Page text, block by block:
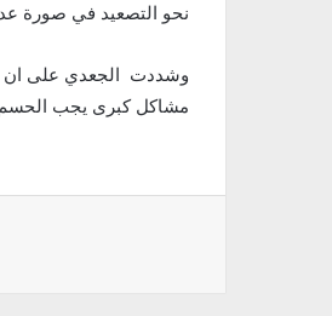
نحو التصعيد في صورة
وشددت الجعدي على ان
مشاكل كبرى يجب الحسم